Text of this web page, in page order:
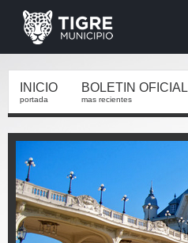
INICIO
portada
BOLETIN OFICIAL
mas recientes